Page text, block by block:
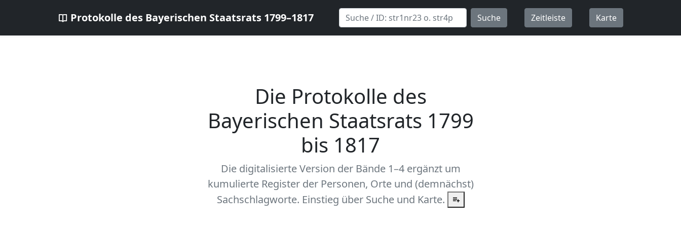
Protokolle des Bayerischen Staatsrats 1799–1817 Suche Zeitleiste Karte
Die Protokolle des
Bayerischen Staatsrats 1799
bis 1817
Die digitalisierte Version der Bände 1–4 ergänzt um
kumulierte Register der Personen, Orte und (demnächst)
Sachschlagworte. Einstieg über Suche und Karte.